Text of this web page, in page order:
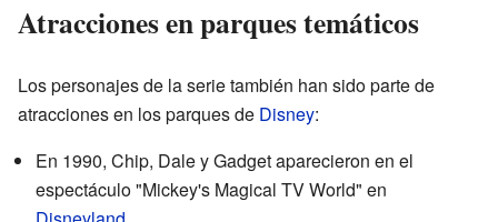
Atracciones en parques temáticos
Los personajes de la serie también han sido parte de
atracciones en los parques de Disney:
En 1990, Chip, Dale y Gadget aparecieron en el
espectáculo "Mickey's Magical TV World" en